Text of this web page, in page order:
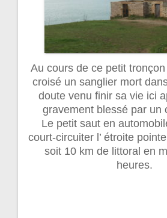
Au cours de ce petit tronçon
croisé un sanglier mort
doute venu finir sa vie ici
gravement blessé par un
Le petit saut en
court-circuiter l’ étroite
soit 10 km de littoral en
heures.